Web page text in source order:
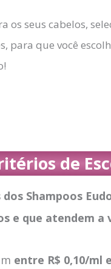
os seus cabelos,
para que você
de
Shampoos
e que atendem a
entre R$ 0,10/ml